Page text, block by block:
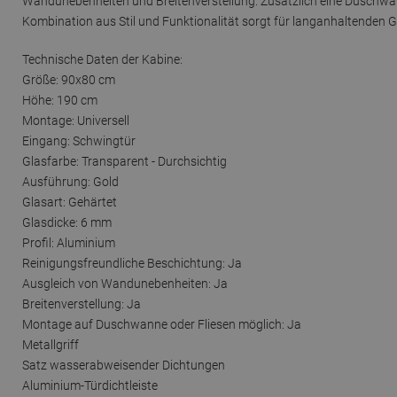
Kombination aus Stil und Funktionalität sorgt für langanhaltenden
Technische Daten der Kabine:
Größe: 90x80 cm
Höhe: 190 cm
Montage: Universell
Eingang: Schwingtür
Glasfarbe: Transparent - Durchsichtig
Ausführung: Gold
Glasart: Gehärtet
Glasdicke: 6 mm
Profil: Aluminium
Reinigungsfreundliche Beschichtung: Ja
Ausgleich von Wandunebenheiten: Ja
Breitenverstellung: Ja
Montage auf Duschwanne oder Fliesen möglich: Ja
Metallgriff
Satz wasserabweisender Dichtungen
Aluminium-Türdichtleiste